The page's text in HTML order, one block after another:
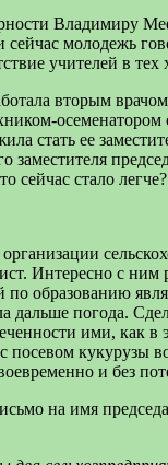
Владимиру
молодежь
учителей в тех
вторым
осеменатором
стать ее
заместителя
сейчас стало легче?
Интересно с ним
образованию
дальше погода.
ими, как в
посевом кукурузы
и без
на имя